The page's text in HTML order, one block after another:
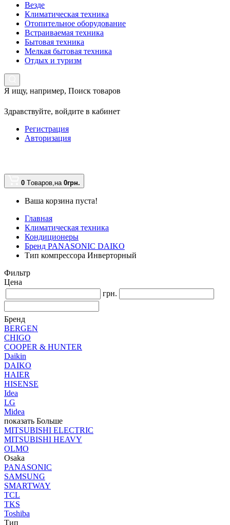
Везде
Климатическая техника
Отопительное оборудование
Встраиваемая техника
Бытовая техника
Мелкая бытовая техника
Отдых и туризм
Я ищу, например, Поиск товаров
Здравствуйте, войдите в кабинет
Регистрация
Авторизация
0 Tоваров,на 0грн.
Ваша корзина пуста!
Главная
Климатическая техника
Кондиционеры
Бренд PANASONIC DAIKO
Тип компрессора Инверторный
Фильтр
Цена
грн.
Бренд
BERGEN
CHIGO
COOPER & HUNTER
Daikin
DAIKO
HAIER
HISENSE
Idea
LG
Midea
показать Больше
MITSUBISHI ELECTRIC
MITSUBISHI HEAVY
OLMO
Osaka
PANASONIC
SAMSUNG
SMARTWAY
TCL
TKS
Toshiba
Тип